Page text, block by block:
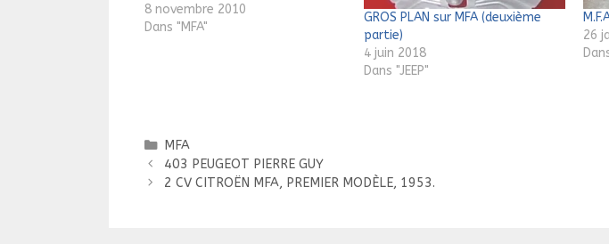
très recherchées. Avec, après la
Peugeot 203 et la 2 CV Citroën,
8 novembre 2010
Dans "MFA"
GROS PLAN sur MFA (deuxième
partie)
4 juin 2018
Dans "JEEP"
26
Catégories
MFA
Navigation
des
403 PEUGEOT PIERRE GUY
2 CV CITROËN MFA, PREMIER MODÈLE, 1953.